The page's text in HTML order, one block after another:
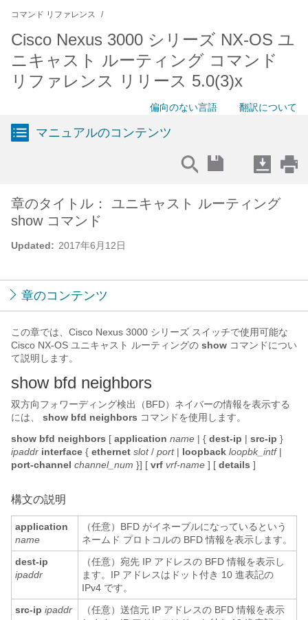
コマンド リファレンス
Cisco Nexus 3000 シリーズ NX-OS ユ
ニキャスト ルーティング コマンド
リファレンス リリース 5.0(3)x
偏向のない言語 翻訳について
マニュアルのコンテンツ
Updated: 2017年6月12日
章のタイトル： ユニキャスト ルーティング
show コマンド
章のコンテンツ
この章では、Cisco Nexus 3000 シリーズ スイッチで使用可能な
Cisco NX-OS ユニキャスト ルーティングの show コマンドについ
て説明します。
show bfd neighbors
双方向フォワーディング検出（BFD）ネイバーの情報を表示する
には、
show bfd neighbors コマンドを使用します。
show bfd neighbors [ application name | { dest-ip | src-ip }
ipaddr interface { ethernet slot/ port| loopback loopbk_intf|
port-channel channel_num }] [ vrf vrf-name ] [ details ]
構文の説明
application
name
（任意）BFD がイネーブルになっているという
ネームド プロトコルの BFD 情報を表示します。
dest-ip
ipaddr
（任意）宛先 IP アドレスの BFD 情報を表示し
ます。IP アドレスはドット付き 10 進表記の
IPv4 です。
src-ip ipaddr
（任意）送信元 IP アドレスの BFD 情報を表示